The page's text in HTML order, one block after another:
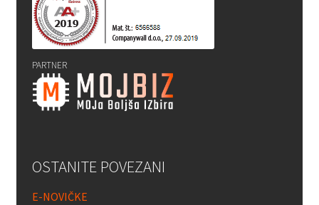
PARTNER
OSTANITE POVEZANI
E-NOVIČKE